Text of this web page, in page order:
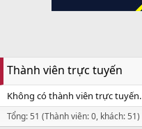
Thành viên trực tuyến
Không có thành viên trực tuyến.
Tổng: 51 (Thành viên: 0, khách: 51)